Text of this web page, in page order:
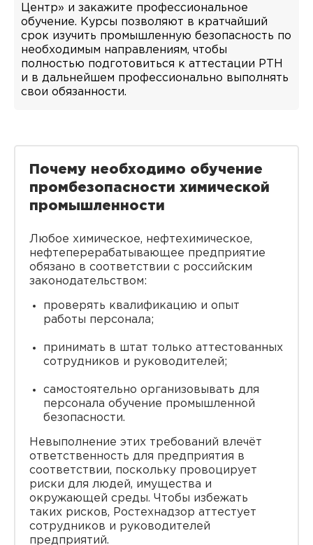
Центр» и закажите профессиональное
обучение. Курсы позволяют в кратчайший
срок изучить промышленную безопасность по
необходимым направлениям, чтобы
полностью подготовиться к аттестации РТН
и в дальнейшем профессионально выполнять
свои обязанности.
Почему необходимо обучение
промбезопасности химической
промышленности
Любое химическое, нефтехимическое,
нефтеперерабатывающее предприятие
обязано в соответствии с российским
законодательством:
проверять квалификацию и опыт
работы персонала;
принимать в штат только аттестованных
сотрудников и руководителей;
самостоятельно организовывать для
персонала обучение промышленной
безопасности.
Невыполнение этих требований влечёт
ответственность для предприятия в
соответствии, поскольку провоцирует
риски для людей, имущества и
окружающей среды. Чтобы избежать
таких рисков, Ростехнадзор аттестует
сотрудников и руководителей
предприятий.